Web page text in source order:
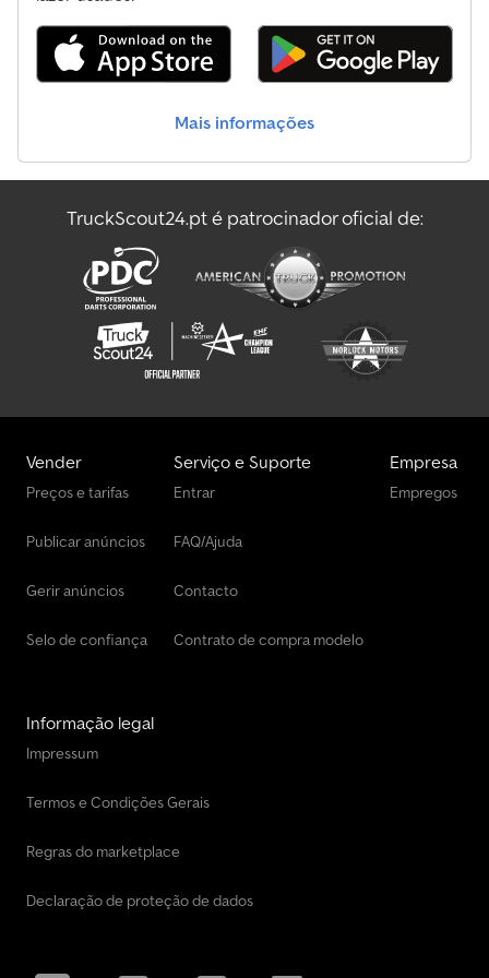
comerciais e industriais à venda. GUINCHO / PRANCHA /
CARROCERIA BAIXA / TRANSPORTE DE MÁQUINAS
Mais informações
TruckScout24.pt é patrocinador oficial de:
Vender
Preços e tarifas
Publicar anúncios
Gerir anúncios
Selo de confiança
Serviço e Suporte
Entrar
FAQ/Ajuda
Contacto
Contrato de compra modelo
Empresa
Empregos
Informação legal
Impressum
Termos e Condições Gerais
Regras do marketplace
Declaração de proteção de dados